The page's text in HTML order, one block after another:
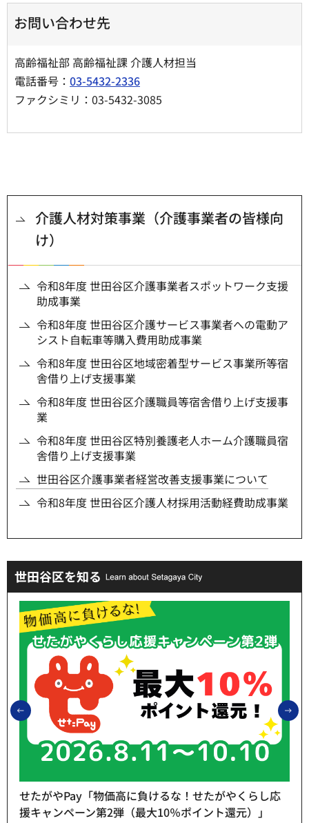
お問い合わせ先
高齢福祉部 高齢福祉課 介護人材担当
電話番号： 03-5432-2336
ファクシミリ：03-5432-3085
介護人材対策事業（介護事業者の皆様向
け）
令和8年度 世田谷区介護事業者スポットワーク支援
助成事業
令和8年度 世田谷区介護サービス事業者への電動ア
シスト自転車等購入費用助成事業
令和8年度 世田谷区地域密着型サービス事業所等宿
舎借り上げ支援事業
令和8年度 世田谷区介護職員等宿舎借り上げ支援事
業
令和8年度 世田谷区特別養護老人ホーム介護職員宿
舎借り上げ支援事業
世田谷区介護事業者経営改善支援事業について
令和8年度 世田谷区介護人材採用活動経費助成事業
世田谷区を知る
前のスライドを表示
せたがやPay「物価高に負けるな！せたがやくらし応
援キャンペーン第2弾（最大10％ポイント還元）」